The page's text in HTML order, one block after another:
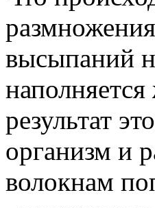
высыпаний
результат
организм и
волокнам